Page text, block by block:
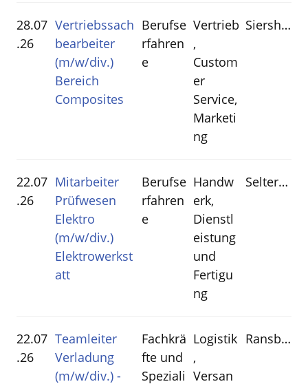
28.07
.26
Vertriebssach
bearbeiter
(m/w/div.)
Bereich
Composites
Berufse
rfahren
e
Vertrieb
,
Custom
er
Service,
Marketi
ng
Siershahn
22.07
.26
Mitarbeiter
Prüfwesen
Elektro
(m/w/div.)
Elektrowerkst
att
Berufse
rfahren
e
Handw
erk,
Dienstl
eistung
und
Fertigu
ng
Selters(Westerwald)
22.07
.26
Teamleiter
Verladung
(m/w/div.) -
Fachkrä
fte und
Speziali
Logistik
,
Versan
Ransbach-Baumbach